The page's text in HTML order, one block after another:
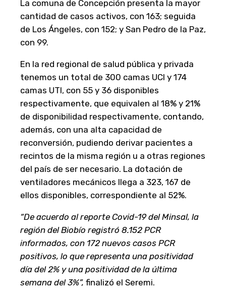
La comuna de Concepción presenta la mayor
cantidad de casos activos, con 163; seguida
de Los Ángeles, con 152; y San Pedro de la Paz,
con 99.
En la red regional de salud pública y privada
tenemos un total de 300 camas UCI y 174
camas UTI, con 55 y 36 disponibles
respectivamente, que equivalen al 18% y 21%
de disponibilidad respectivamente, contando,
además, con una alta capacidad de
reconversión, pudiendo derivar pacientes a
recintos de la misma región u a otras regiones
del país de ser necesario. La dotación de
ventiladores mecánicos llega a 323, 167 de
ellos disponibles, correspondiente al 52%.
“De acuerdo al reporte Covid-19 del Minsal, la
región del Biobío registró 8.152 PCR
informados, con 172 nuevos casos PCR
positivos, lo que representa una positividad
día del 2% y una positividad de la última
semana del 3%”, finalizó el Seremi.